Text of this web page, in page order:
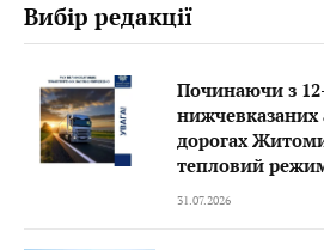
Вибір редакції
Починаючи з
нижчевказаних
дорогах
тепловий
31.07.2026